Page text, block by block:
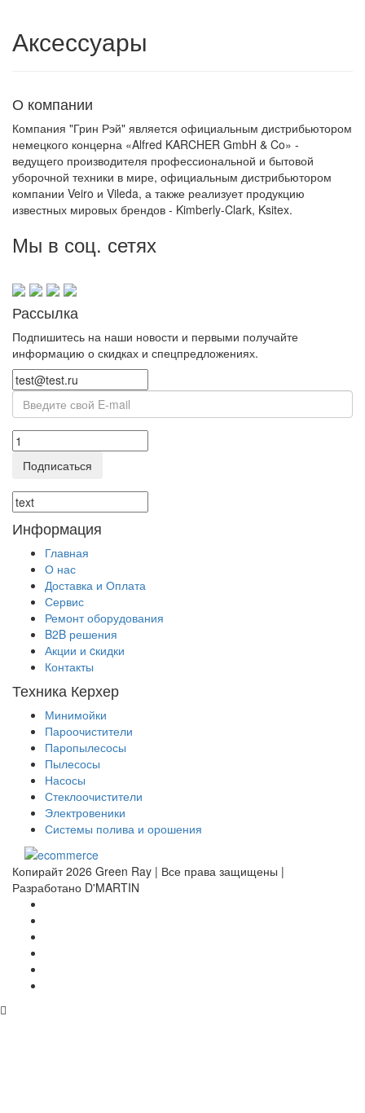
Аксессуары
О компании
Компания "Грин Рэй" является официальным дистрибьютором
немецкого концерна «Alfred KARCHER GmbH & Co» -
ведущего производителя профессиональной и бытовой
уборочной техники в мире, официальным дистрибьютором
компании Veiro и Vileda, а также реализует продукцию
известных мировых брендов - Kimberly-Clark, Ksitex.
Мы в соц. сетях
Рассылка
Подпишитесь на наши новости и первыми получайте
информацию о скидках и спецпредложениях.
Подписаться
Информация
Главная
О нас
Доставка и Оплата
Сервис
Ремонт оборудования
B2B решения
Акции и cкидки
Контакты
Техника Керхер
Минимойки
Пароочистители
Паропылесосы
Пылесосы
Насосы
Стеклоочистители
Электровеники
Системы полива и орошения
Копирайт 2026 Green Ray | Все права защищены |
Разработано D'MARTIN